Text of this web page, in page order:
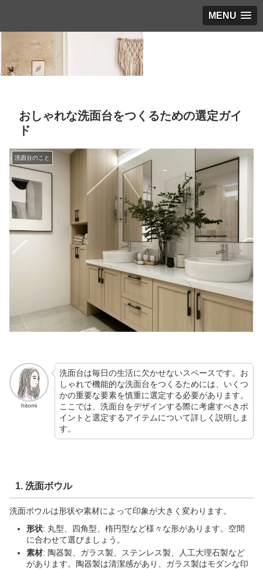
MENU
おしゃれな洗面台をつくるための選定ガイ
ド
洗面台のこと
hitomi
洗面台は毎日の生活に欠かせないスペースです。お
しゃれで機能的な洗面台をつくるためには、いくつ
かの重要な要素を慎重に選定する必要があります。
ここでは、洗面台をデザインする際に考慮すべきポ
イントと選定するアイテムについて詳しく説明しま
す。
1. 洗面ボウル
洗面ボウルは形状や素材によって印象が大きく変わります。
形状: 丸型、四角型、楕円型など様々な形があります。空間
に合わせて選びましょう。
素材: 陶器製、ガラス製、ステンレス製、人工大理石製など
があります。陶器製は清潔感があり、ガラス製はモダンな印